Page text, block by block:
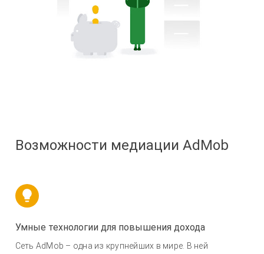
Возможности медиации AdMob
Умные технологии для повышения дохода
Сеть AdMob – одна из крупнейших в мире. В ней